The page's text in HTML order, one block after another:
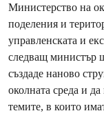
Министерство на
поделения и
управленската и
следващ министър
създаде наново
околната среда и
темите, в които